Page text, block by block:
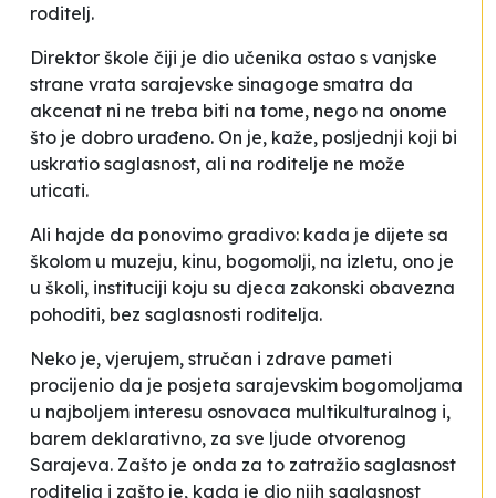
roditelj.
Direktor škole čiji je dio učenika ostao s vanjske
strane vrata sarajevske sinagoge smatra da
akcenat ni ne treba biti na tome, nego na onome
što je dobro urađeno. On je, kaže, posljednji koji bi
uskratio saglasnost, ali na roditelje ne može
uticati.
Ali hajde da ponovimo gradivo: kada je dijete sa
školom u muzeju, kinu, bogomolji, na izletu, ono je
u školi, instituciji koju su djeca zakonski obavezna
pohoditi, bez saglasnosti roditelja.
Neko je, vjerujem, stručan i zdrave pameti
procijenio da je posjeta sarajevskim bogomoljama
u najboljem interesu osnovaca multikulturalnog i,
barem deklarativno, za sve ljude otvorenog
Sarajeva. Zašto je onda za to zatražio saglasnost
roditelja i zašto je, kada je dio njih saglasnost